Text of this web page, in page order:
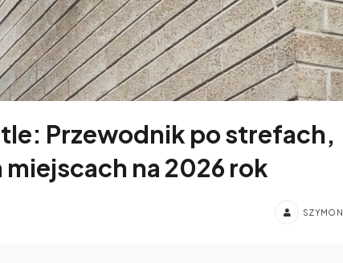
Przewodnik po strefach,
na 2026 rok
SZYMON